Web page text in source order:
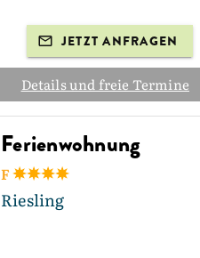
JETZT ANFRAGEN
Details und freie Termine
Ferienwohnung
F
Riesling